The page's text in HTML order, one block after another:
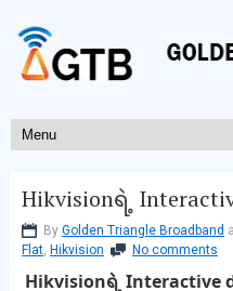
Hikvisionရဲ့
By Golden Triangle Broadband
Flat, Hikvision No comments
Hikvisionရဲ့ Interactive